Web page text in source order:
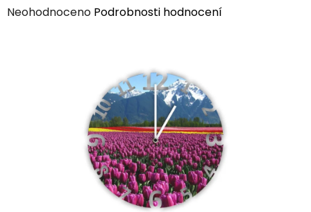
Průměrné
Neohodnoceno Podrobnosti hodnocení